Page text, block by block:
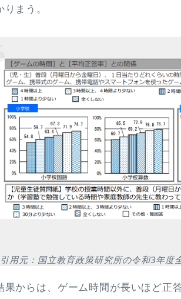
りまう。
引用元： 国立教育政策研究所の令和3年度
果からは、ゲーム時間が長いほど正